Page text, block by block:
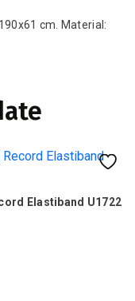
cm. Material:
Elastiband U1722